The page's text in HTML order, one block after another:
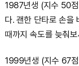
1987년생 (지수 50
다. 괜한 단타로 손을
때까지 속도를 늦춰보
1999년생 (지수 67